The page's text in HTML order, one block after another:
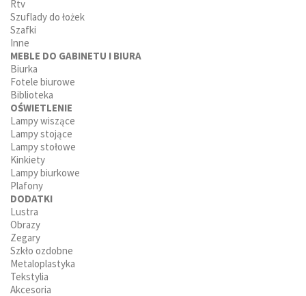
Rtv
Szuflady do łożek
Szafki
Inne
MEBLE DO GABINETU I BIURA
Biurka
Fotele biurowe
Biblioteka
OŚWIETLENIE
Lampy wiszące
Lampy stojące
Lampy stołowe
Kinkiety
Lampy biurkowe
Plafony
DODATKI
Lustra
Obrazy
Zegary
Szkło ozdobne
Metaloplastyka
Tekstylia
Akcesoria